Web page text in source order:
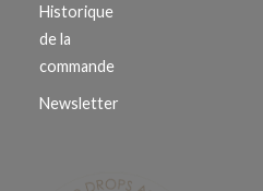
Historique
de la
commande
Newsletter